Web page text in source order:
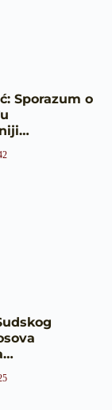
Sporazum o